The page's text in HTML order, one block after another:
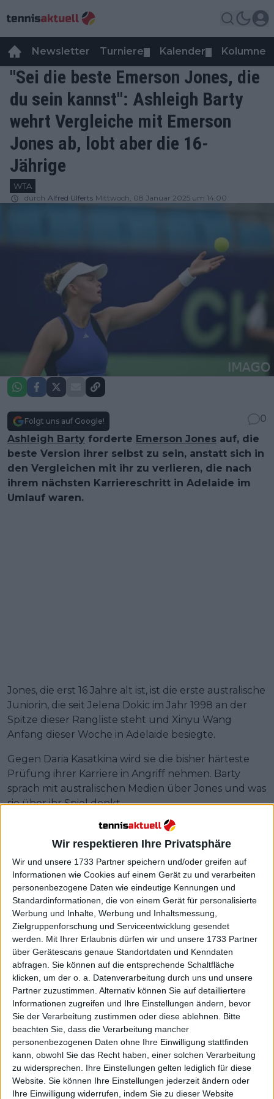
Wir respektieren Ihre Privatsphäre
Wir und unsere 1733 Partner speichern und/oder greifen auf
Informationen wie Cookies auf einem Gerät zu und verarbeiten
personenbezogene Daten wie eindeutige Kennungen und
Standardinformationen, die von einem Gerät für personalisierte
Werbung und Inhalte, Werbung und Inhaltsmessung,
Zielgruppenforschung und Serviceentwicklung gesendet
werden.
Mit Ihrer Erlaubnis dürfen wir und unsere 1733 Partner
über Gerätescans genaue Standortdaten und Kenndaten
abfragen. Sie können auf die entsprechende Schaltfläche
klicken, um der o. a. Datenverarbeitung durch uns und unsere
Partner zuzustimmen. Alternativ können Sie auf detailliertere
Informationen zugreifen und Ihre Einstellungen ändern, bevor
Sie der Verarbeitung zustimmen oder diese ablehnen.
Bitte
beachten Sie, dass die Verarbeitung mancher
personenbezogenen Daten ohne Ihre Einwilligung stattfinden
kann, obwohl Sie das Recht haben, einer solchen Verarbeitung
zu widersprechen. Ihre Einstellungen gelten lediglich für diese
Website. Sie können Ihre Einstellungen jederzeit ändern oder
Ihre Einwilligung widerrufen, indem Sie zu dieser Website
Newsletter Turniere Kalender Kolumnen
"Sei die beste Emerson Jones, die
du sein kannst": Ashleigh Barty
wehrt Vergleiche mit Emerson
Jones ab, lobt aber die 16-
Jährige
WTA
durch Alfred Ulferts Mittwoch, 08 Januar 2025 um 14:00
Folgt uns auf Google!
0
Ashleigh Barty forderte Emerson Jones auf, die
beste Version ihrer selbst zu sein, anstatt sich in
den Vergleichen mit ihr zu verlieren, die nach
ihrem nächsten Karriereschritt in Adelaide im
Umlauf waren.
Jones, die erst 16 Jahre alt ist, ist die erste australische
Juniorin, die seit Jelena Dokic im Jahr 1998 an der
Spitze dieser Rangliste steht und Xinyu Wang
Anfang dieser Woche in Adelaide besiegte.
Gegen Daria Kasatkina wird sie die bisher härteste
Prüfung ihrer Karriere in Angriff nehmen. Barty
sprach mit australischen Medien über Jones und was
sie über ihr Spiel denkt.
Weiterlesen
Turnierzentrum Adelaide